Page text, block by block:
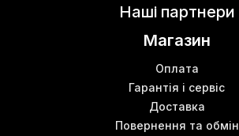
Наші партнери
Магазин
Оплата
Гарантія і сервіс
Доставка
Повернення та обмін